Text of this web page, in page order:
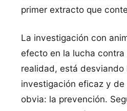
primer extracto que
La investigación con
efecto en la lucha contra
realidad, está desviando
investigación eficaz y de
obvia: la prevención.